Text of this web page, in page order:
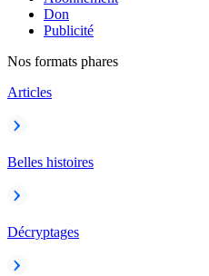
Don
Publicité
Nos formats phares
Articles
Belles histoires
Décryptages